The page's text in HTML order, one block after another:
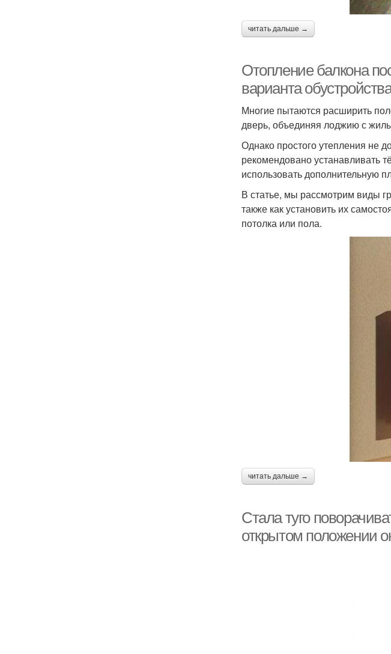
читать дальше →
Отопление балкона
варианта
Многие пытаются расширить
дверь, объединяя лоджию с
Однако простого утепления не
рекомендовано устанавливать
использовать дополнительную
В статье, мы рассмотрим виды
также как установить их
потолка или пола.
читать дальше →
Стала туго
открытом положении